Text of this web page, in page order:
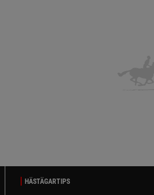
HÄSTÄGARTIPS